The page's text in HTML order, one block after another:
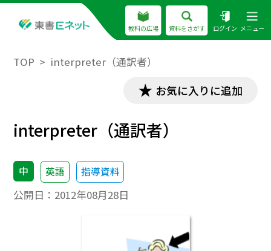
教科の広場 資料をさがす ログイン メニュー
TOP interpreter（通訳者）
お気に入りに追加
interpreter（通訳者）
中 英語 指導資料
公開日： 2012年08月28日